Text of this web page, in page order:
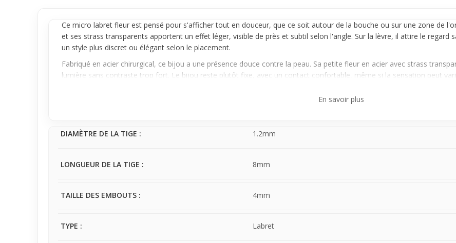
Ce micro labretfleur est pensé pour s'afficher tout en douceur, que ce soit autour de la bouche ou sur une zone de l'
et ses strasstransparents apportent un effet léger, visible de près et subtil selon l'angle. Sur la lèvre, il attire le regard
un style plus discret ou élégant selon le placement.
Fabriqué en acier chirurgical, ce bijou a une présence douce contre la peau. Sa petite fleur en acier avec strass
lumière sans contraste trop fort. Le bijou reste plutôt fixe, avec un contact confortable, même si la sensation peut
Idéal pour un premier achat, ce piercing micro labret représente un bon compromis entre discrétion et éclat. Il
En savoir plus
DIAMÈTRE DE LA TIGE : 1.2mm
LONGUEUR DE LA TIGE : 8mm
TAILLE DES EMBOUTS : 4mm
TYPE : Labret